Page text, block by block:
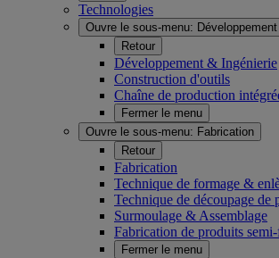
Technologies
Ouvre le sous-menu:
Retour
Développement & Ingénierie
Construction d'outils
Chaîne de production
Fermer le menu
Ouvre le sous-menu: Fabrication
Retour
Fabrication
Technique de formage &
Technique de découpage de
Surmoulage & Assemblage
Fabrication de produits
Fermer le menu